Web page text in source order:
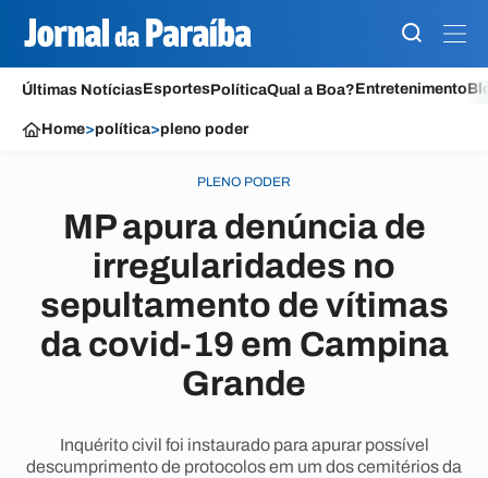
Últimas NotíciasEsportesPolíticaQual a Boa?Entretenimento
Home>política>pleno poder
PLENO PODER
MP apura denúncia de
irregularidades no
sepultamento de vítimas
da covid-19 em Campina
Grande
Inquérito civil foi instaurado para apurar possível
descumprimento de protocolos em um dos cemitérios da